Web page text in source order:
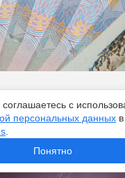
лето уходит мягко
солнцем, а август без
соглашаетесь с
персональных данных
Понятно